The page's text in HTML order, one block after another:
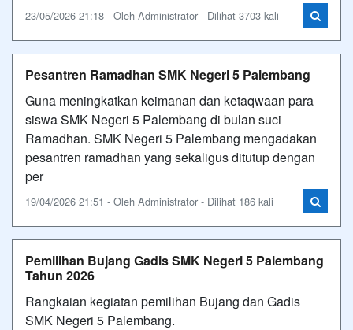
23/05/2026 21:18 - Oleh Administrator - Dilihat 3703 kali
Pesantren Ramadhan SMK Negeri 5 Palembang
Guna meningkatkan keimanan dan ketaqwaan para
siswa SMK Negeri 5 Palembang di bulan suci
Ramadhan. SMK Negeri 5 Palembang mengadakan
pesantren ramadhan yang sekaligus ditutup dengan
per
19/04/2026 21:51 - Oleh Administrator - Dilihat 186 kali
Pemilihan Bujang Gadis SMK Negeri 5 Palembang
Tahun 2026
Rangkaian kegiatan pemilihan Bujang dan Gadis
SMK Negeri 5 Palembang.